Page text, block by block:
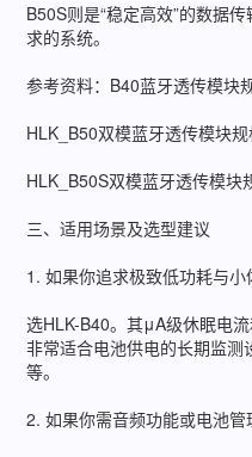
B50S则是“稳定高效”的数据
求的系统。
参考资料：B40蓝牙透传模块
HLK_B50双模蓝牙透传模块
HLK_B50S双模蓝牙透传模块
三、适用场景及选型建议
1. 如果你追求极致低功耗与
选HLK-B40。其μA级休眠电
非常适合电池供电的长期监
等。
2. 如果你需音频功能或电池管